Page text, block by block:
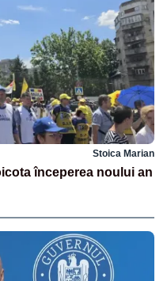
Stoica Marian
începerea noului an